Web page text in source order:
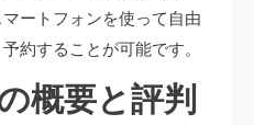
ートフォンを使って自由
約することが可能です。
概要と評判